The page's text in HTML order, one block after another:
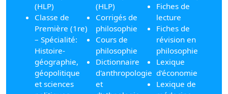
(HLP)
Classe de
Première (1re)
– Spécialité:
Histoire-
géographie,
géopolitique
et sciences
(HLP)
Corrigés de
philosophie
Cours de
philosophie
Dictionnaire
d'anthropologie
et
Fiches de
lecture
Fiches de
révision en
philosophie
Lexique
d'économie
Lexique de